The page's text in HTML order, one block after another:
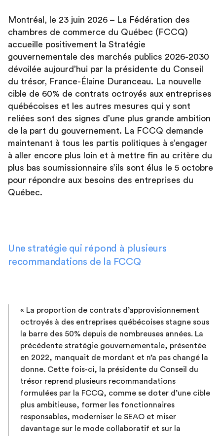
Montréal, le 23 juin 2026 – La Fédération des
chambres de commerce du Québec (FCCQ)
accueille positivement la Stratégie
gouvernementale des marchés publics 2026-2030
dévoilée aujourd’hui par la présidente du Conseil
du trésor, France-Élaine Duranceau. La nouvelle
cible de 60% de contrats octroyés aux entreprises
québécoises et les autres mesures qui y sont
reliées sont des signes d’une plus grande ambition
de la part du gouvernement. La FCCQ demande
maintenant à tous les partis politiques à s’engager
à aller encore plus loin et à mettre fin au critère du
plus bas soumissionnaire s’ils sont élus le 5 octobre
pour répondre aux besoins des entreprises du
Québec.
Une stratégie qui répond à plusieurs
recommandations de la FCCQ
« La proportion de contrats d’approvisionnement
octroyés à des entreprises québécoises stagne sous
la barre des 50% depuis de nombreuses années. La
précédente stratégie gouvernementale, présentée
en 2022, manquait de mordant et n’a pas changé la
donne. Cette fois-ci, la présidente du Conseil du
trésor reprend plusieurs recommandations
formulées par la FCCQ, comme se doter d’une cible
plus ambitieuse, former les fonctionnaires
responsables, moderniser le SEAO et miser
davantage sur le mode collaboratif et sur la